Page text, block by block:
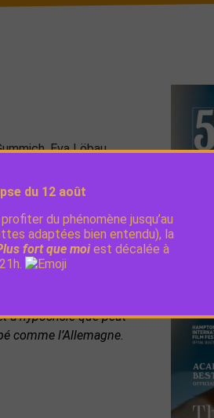
Eva Löbau
dans le collège où
sein du microcosme
la discrimination des
manière générale,
neige » maintient le
d’hypocrisie que peut
comme l’Allemagne.
du 12 août
du phénomène jusqu’au
adaptées bien entendu), la
fort que moi est décalée à
21h.